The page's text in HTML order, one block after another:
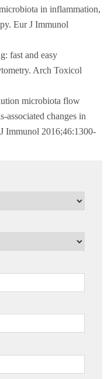
in inflammation,
Eur J Immunol
fast and easy
Arch Toxicol
microbiota flow
associated changes in
Immunol 2016;46:1300-